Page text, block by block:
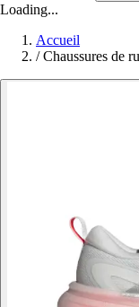
Loading...
Accueil
/ Chaussures de